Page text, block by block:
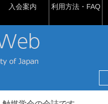
入会案内 利用方法・FAQ